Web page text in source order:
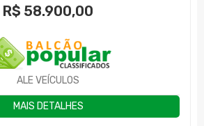
R$ 58.900,00
ALE VEÍCULOS
MAIS DETALHES